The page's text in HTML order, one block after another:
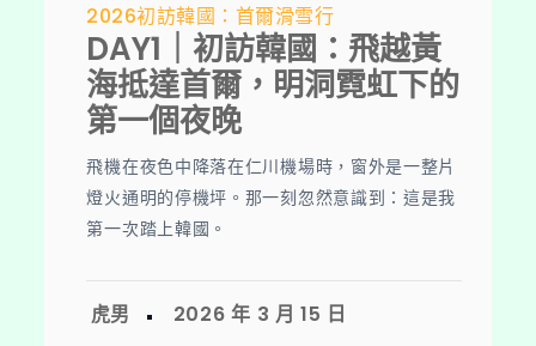
2026初訪韓國：首爾滑雪行
DAY1｜初訪韓國：飛越黃
海抵達首爾，明洞霓虹下的
第一個夜晚
飛機在夜色中降落在仁川機場時，窗外是一整片
燈火通明的停機坪。那一刻忽然意識到：這是我
第一次踏上韓國。